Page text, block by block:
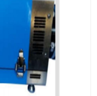
红外辐射吸收涂料
红外加热控制器
热环境试验设备